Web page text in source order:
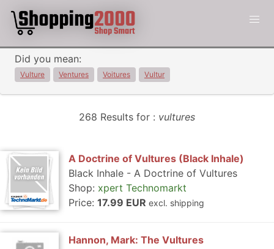
Did you mean:
Vulture Ventures Voitures Vultur
268 Results for : vultures
A Doctrine of Vultures (Black Inhale)
Black Inhale - A Doctrine of Vultures
Shop: xpert Technomarkt
Price: 17.99 EUR excl. shipping
Hannon, Mark: The Vultures